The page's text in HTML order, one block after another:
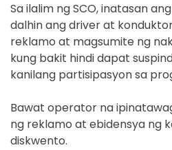
Sa ilalim ng SCO, inatasan
dalhin ang driver at
reklamo at magsumite ng
kung bakit hindi dapat
kanilang partisipasyon sa
Bawat operator na
ng reklamo at ebidensya ng
diskwento.